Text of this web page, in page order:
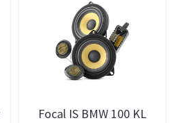
Focal IS BMW 100 KL